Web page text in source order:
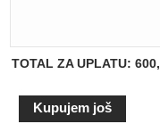
TOTAL ZA UPLATU: